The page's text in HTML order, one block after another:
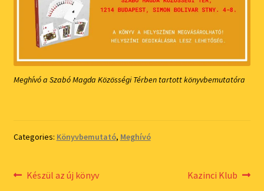
Meghívó a Szabó Magda Közösségi Térben tartott könyvbemutatóra
Categories: Könyvbemutató, Meghívó
Bejegyzés
Previous
Készül az új könyv
Next
Kazinci Klub